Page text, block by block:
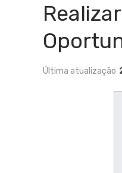
Última atualização